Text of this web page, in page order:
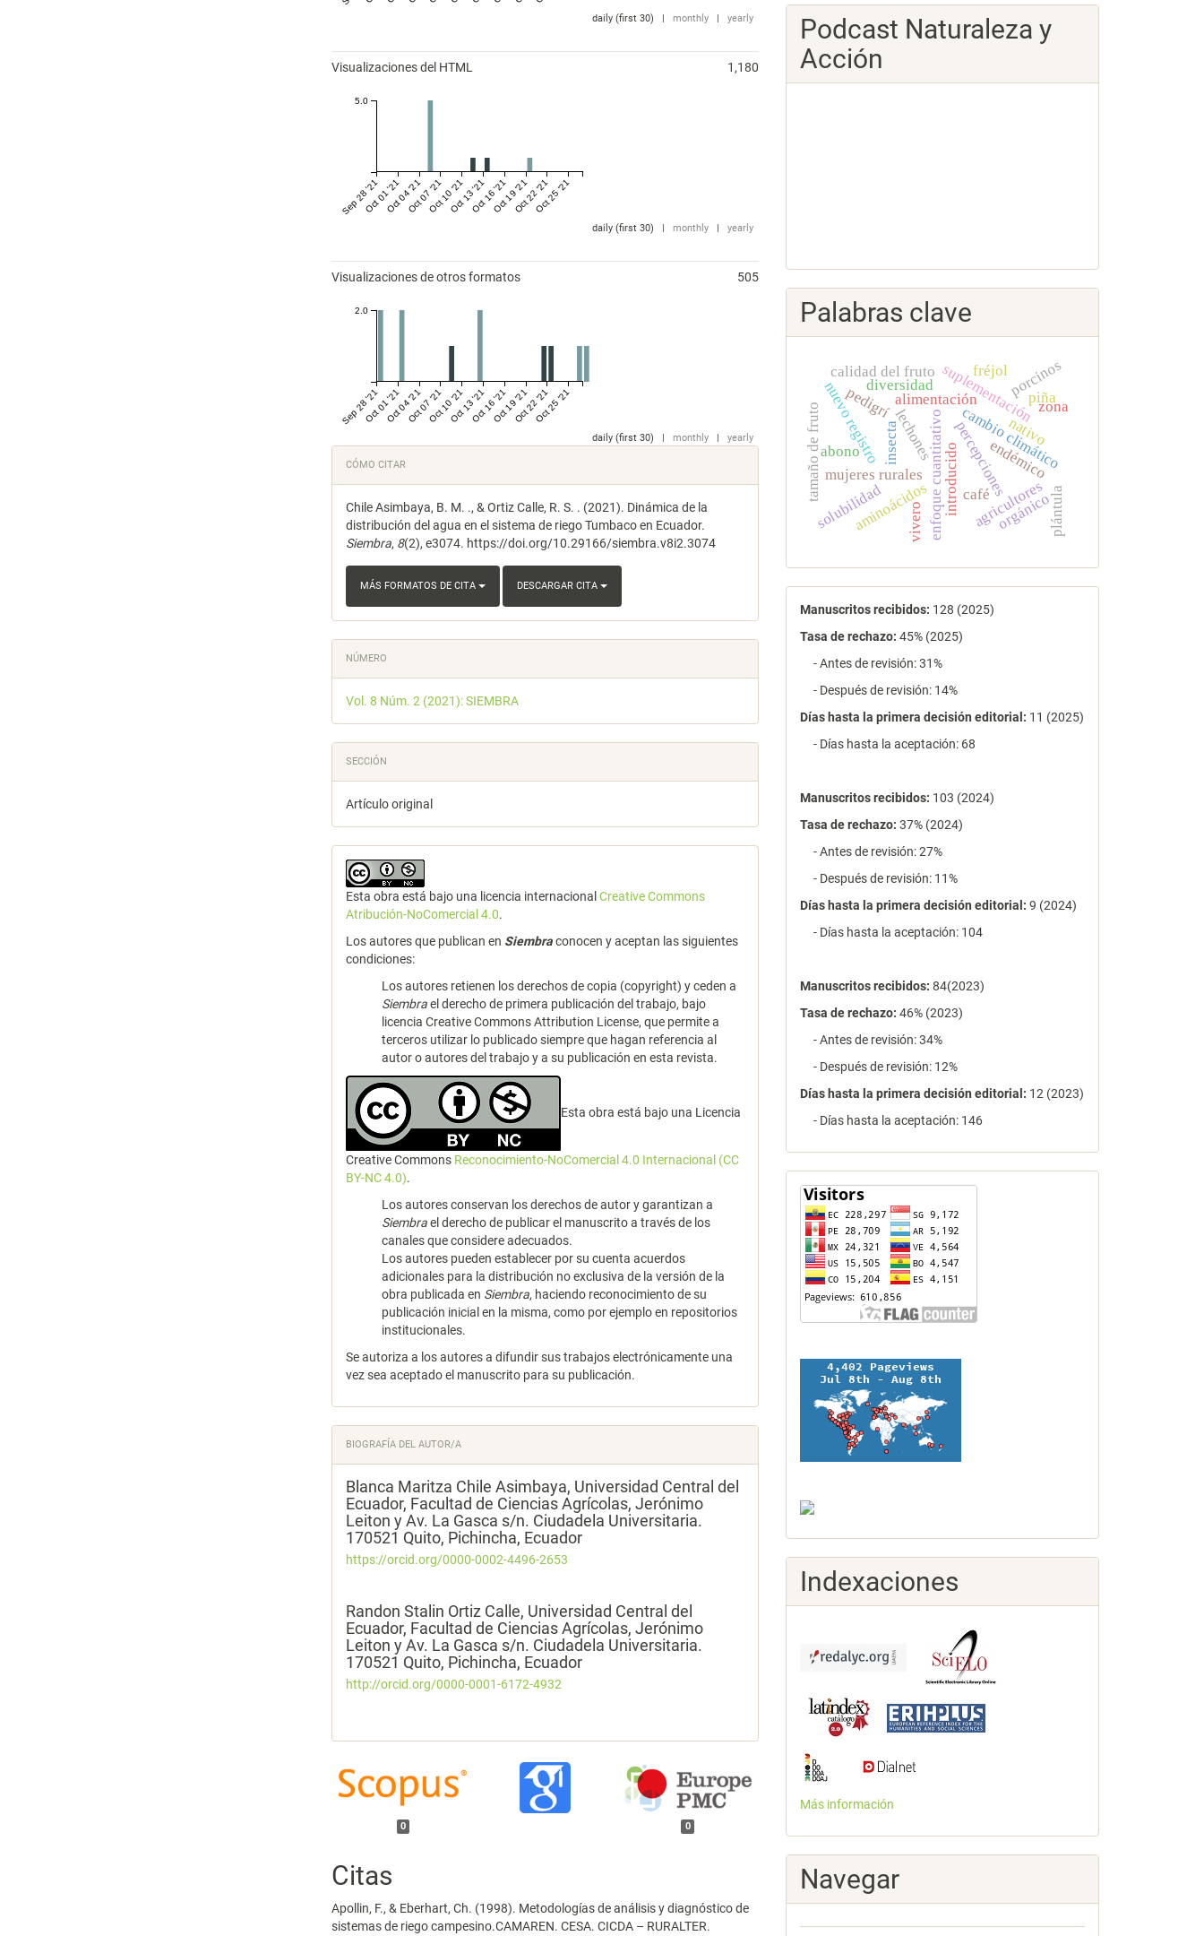
daily (first 30) | monthly | yearly
Visualizaciones del HTML 1,180
Sep 28 '21Oct 01 '21Oct 04 '21Oct 07 '21Oct 10 '21Oct 13 '21Oct 16 '21Oct 19 '21Oct 22 '21Oct 25 '21
5.0
daily (first 30) | monthly | yearly
Visualizaciones de otros formatos 505
Sep 28 '21Oct 01 '21Oct 04 '21Oct 07 '21Oct 10 '21Oct 13 '21Oct 16 '21Oct 19 '21Oct 22 '21Oct 25 '21
2.0
daily (first 30) | monthly | yearly
Detalles
del
artículo
CÓMO CITAR
Chile Asimbaya, B. M. ., & Ortiz Calle, R. S. . (2021). Dinámica de la
distribución del agua en el sistema de riego Tumbaco en Ecuador.
Siembra, 8(2), e3074. https://doi.org/10.29166/siembra.v8i2.3074
MÁS FORMATOS DE CITA DESCARGAR CITA
NÚMERO
Vol. 8 Núm. 2 (2021): SIEMBRA
SECCIÓN
Artículo original
Esta obra está bajo una licencia internacionalCreative Commons
Atribución-NoComercial 4.0.
Los autores que publican en Siembraconocen y aceptan las siguientes
condiciones:
Los autores retienen los derechos de copia (copyright) y ceden a
Siembrael derecho de primera publicación del trabajo, bajo
licencia Creative Commons Attribution License, que permite a
terceros utilizar lo publicado siempre que hagan referencia al
autor o autores del trabajo y a su publicación en esta revista.
Esta obra está bajo una Licencia
Creative Commons Reconocimiento-NoComercial 4.0 Internacional (CC
BY-NC 4.0).
Los autores conservan los derechos de autor y garantizan a
Siembrael derecho de publicar el manuscrito a través de los
canales que considere adecuados.
Los autores pueden establecer por su cuenta acuerdos
adicionales para la distribución no exclusiva de la versión de la
obra publicada en Siembra, haciendo reconocimiento de su
publicación inicial en la misma, como por ejemplo en repositorios
institucionales.
Se autoriza a los autores a difundir sus trabajos electrónicamente una
vez sea aceptado el manuscrito para su publicación.
BIOGRAFÍA DEL AUTOR/A
Blanca Maritza Chile Asimbaya, Universidad Central del
Ecuador, Facultad de Ciencias Agrícolas, Jerónimo
Leiton y Av. La Gasca s/n. Ciudadela Universitaria.
170521 Quito, Pichincha, Ecuador
https://orcid.org/0000-0002-4496-2653
Randon Stalin Ortiz Calle, Universidad Central del
Ecuador, Facultad de Ciencias Agrícolas, Jerónimo
Leiton y Av. La Gasca s/n. Ciudadela Universitaria.
170521 Quito, Pichincha, Ecuador
http://orcid.org/0000-0001-6172-4932
0 0
Citas
Apollin, F., & Eberhart, Ch. (1998). Metodologías de análisis y diagnóstico de
sistemas de riego campesino.CAMAREN. CESA. CICDA – RURALTER.
Podcast Naturaleza y
Acción
Palabras clave
mujeres rurales percepciones
cambio climático
enfoque cuantitativo agricultores
alimentaciónsuplementaciónporcinos
lechones
aminoácidos
diversidad
insecta endémico
nativo
introducido
nuevo registro
tamaño de fruto
calidad del fruto
piña
pedigrí
solubilidad café
abono
orgánicoplántula
vivero
fréjol
zona
estadísticas
Manuscritos recibidos: 128 (2025)
Tasa de rechazo: 45% (2025)
- Antes de revisión: 31%
- Después de revisión: 14%
Días hasta la primera decisión editorial: 11 (2025)
- Días hasta la aceptación: 68
Manuscritos recibidos: 103 (2024)
Tasa de rechazo: 37% (2024)
- Antes de revisión: 27%
- Después de revisión: 11%
Días hasta la primera decisión editorial: 9 (2024)
- Días hasta la aceptación: 104
Manuscritos recibidos: 84(2023)
Tasa de rechazo: 46% (2023)
- Antes de revisión: 34%
- Después de revisión: 12%
Días hasta la primera decisión editorial: 12 (2023)
- Días hasta la aceptación: 146
contador
Indexaciones
Más información
Navegar